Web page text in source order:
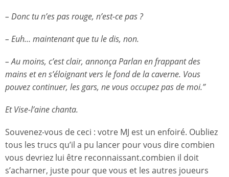
– Donc tu n’es pas rouge, n’est-ce pas ?
– Euh… maintenant que tu le dis, non.
– Au moins, c’est clair, annonça Parlan en frappant des
mains et en s’éloignant vers le fond de la caverne. Vous
pouvez continuer, les gars, ne vous occupez pas de moi.”
Et Vise-l’aine chanta.
Souvenez-vous de ceci : votre MJ est un enfoiré. Oubliez
tous les trucs qu’il a pu lancer pour vous dire combien
vous devriez lui être reconnaissant.combien il doit
s’acharner, juste pour que vous et les autres joueurs